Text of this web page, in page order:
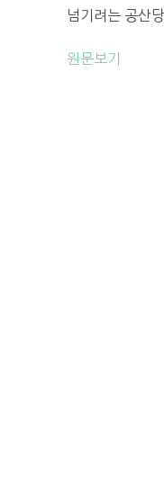
넘기려는 공산
원문보기